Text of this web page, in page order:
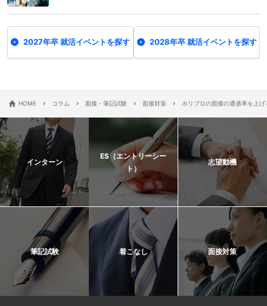
2027年卒 就活イベントを探す 2028年卒 就活イベントを探す
HOME › コラム › 面接・筆記試験 › 面接対策 › ホリプロの面接の通過率を上
インターン
ES（エントリーシー
ト）
志望動機
筆記試験 着こなし 面接対策